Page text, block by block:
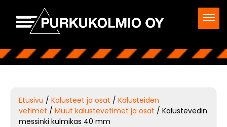
Etusivu /Kalusteet ja osat /Kalusteiden
vetimet /Muut kalustevetimet ja osat / Kalustevedin
messinki kulmikas 40 mm